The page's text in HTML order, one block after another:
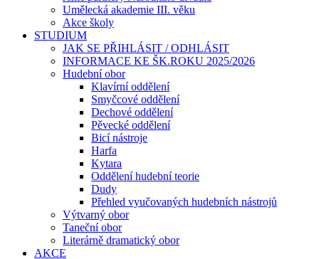
Umělecká akademie III. věku
Akce školy
STUDIUM
JAK SE PŘIHLÁSIT / ODHLÁSIT
INFORMACE KE ŠK.ROKU 2025/2026
Hudební obor
Klavírní oddělení
Smyčcové oddělení
Dechové oddělení
Pěvecké oddělení
Bicí nástroje
Harfa
Kytara
Oddělení hudební teorie
Dudy
Přehled vyučovaných hudebních nástrojů
Výtvarný obor
Taneční obor
Literárně dramatický obor
AKCE